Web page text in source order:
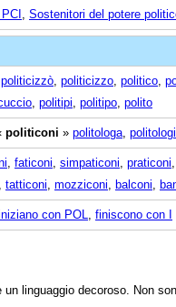
Sostenitori del potere
politicizzò politicizzo politico
politipi politipo polito
politiconi » politologa politologi
faticoni simpaticoni praticoni
tatticoni mozziconi balconi
con POL finiscono con I
linguaggio decoroso. Non